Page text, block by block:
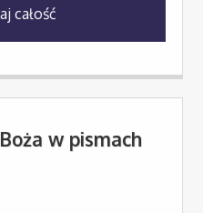
całość
w pismach